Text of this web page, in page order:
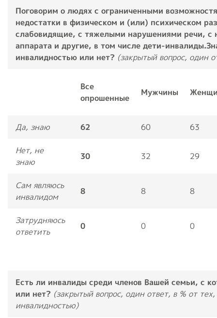
Поговорим о людях с ограниченными
недостатки в физическом и (или) психическом
слабовидящие, с тяжелыми нарушениями речи, с
аппарата и другие, в том числе дети-инвалиды.
инвалидностью или нет? (закрытый вопрос, один
Все
опрошенные
Мужчины
Да, знаю 62 60 63
Нет, не
знаю
30 32 29
Сам являюсь
инвалидом
8 8 8
Затрудняюсь
ответить
0 0 0
Есть ли инвалиды среди членов Вашей семьи, с
или нет? (закрытый вопрос, один ответ, в % от
инвалидностью)